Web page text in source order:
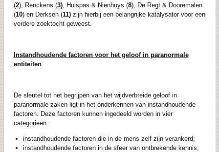
(2), Renckens (3), Hulspas & Nienhuys (8), De Regt & Dooremalen
(10) en Derksen (11)zijn hierbij een belangrijke katalysator voor een
verdere zoektocht geweest.
Instandhoudende factoren voor het geloof in paranormale
entiteiten
De sleutel tot het begrijpen van het wijdverbreide geloof in
paranormale zaken ligt in het onderkennen van instandhoudende
factoren. Deze factoren kunnen ingedeeld worden in vier
categorieën:
instandhoudende factoren die in de mens zelf zijn verankerd;
instandhoudende factoren in de sfeer van ontbrekende kennis;